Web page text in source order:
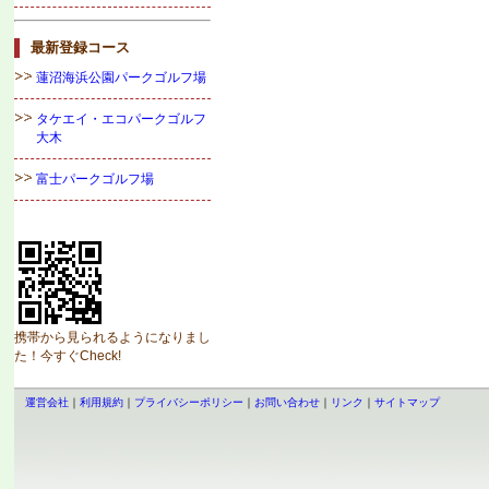
最新登録コース
蓮沼海浜公園パークゴルフ場
タケエイ・エコパークゴルフ
大木
富士パークゴルフ場
携帯から見られるようになりまし
た！今すぐCheck!
運営会社｜ 利用規約｜ プライバシーポリシー ｜ お問い合わせ｜ リンク ｜ サイトマップ